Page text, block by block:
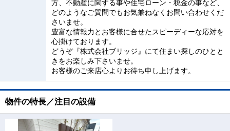
方、不動産に関する事や住宅ローン・税金の事など、
どのようなご質問でもお気兼ねなくお問い合わせくだ
さいませ。
豊富な情報力とお客様に合せたスピーディーな応対を
心掛けております。
どうぞ『株式会社ブリッジ』にて住まい探しのひとと
きをお楽しみ下さいませ。
お客様のご来店心よりお待ち申し上げます。
物件の特長／注目の設備